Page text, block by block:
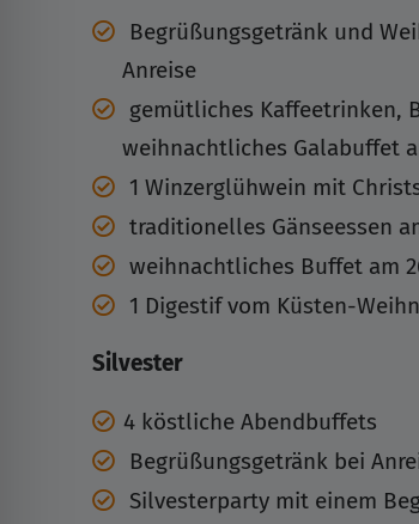
Begrüßungsgetränk und
Anreise
gemütliches Kaffeetrinken,
weihnachtliches Galabuffet
1 Winzerglühwein mit
traditionelles Gänseessen
weihnachtliches Buffet am
1 Digestif vom Küsten-
Silvester
4 köstliche Abendbuffets
Begrüßungsgetränk bei
Silvesterparty mit einem